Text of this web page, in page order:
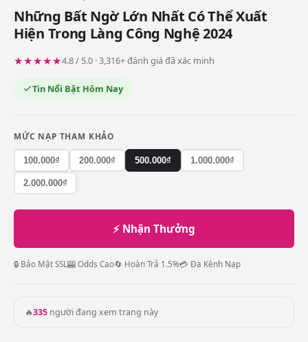
Những Bất Ngờ Lớn Nhất Có Thể Xuất
Hiện Trong Làng Công Nghệ 2024
★★★★★4.8 / 5.0 · 3,316+ đánh giá đã xác minh
Tin Nổi Bật Hôm Nay
MỨC NẠP THAM KHẢO
100.000₫ 200.000₫ 500.000₫ 1.000.000₫
2.000.000₫
⚡ Nhận Thưởng
🔒 Bảo Mật SSL🎰 Odds Cao🔄 Hoàn Trả 1.5%💳 Đa Kênh Nạp
🔥335 người đang xem trang này